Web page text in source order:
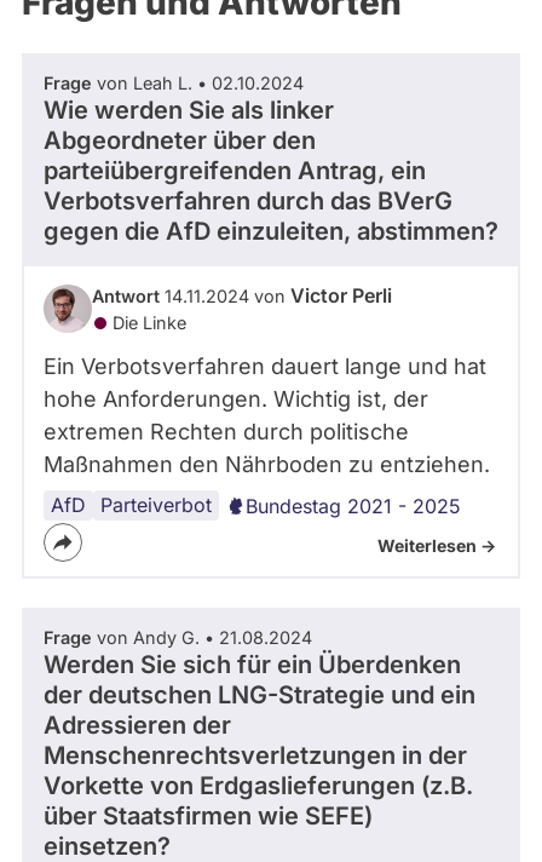
oder
Mandaten
können
über
abgeordnetenwatch
befragt
Frage von Leah L. • 02.10.2024
Wie werden Sie als linker
Abgeordneter über den
parteiübergreifenden Antrag, ein
Verbotsverfahren durch das BVerG
gegen die AfD einzuleiten, abstimmen?
Antwort 14.11.2024 von Victor Perli
Die Linke
Ein Verbotsverfahren dauert lange und hat
hohe Anforderungen. Wichtig ist, der
extremen Rechten durch politische
Maßnahmen den Nährboden zu entziehen.
AfD Parteiverbot Bundestag 2021 - 2025
Weiterlesen ->
Frage von Andy G. • 21.08.2024
Werden Sie sich für ein Überdenken
der deutschen LNG-Strategie und ein
Adressieren der
Menschenrechtsverletzungen in der
Vorkette von Erdgaslieferungen (z.B.
über Staatsfirmen wie SEFE)
einsetzen?